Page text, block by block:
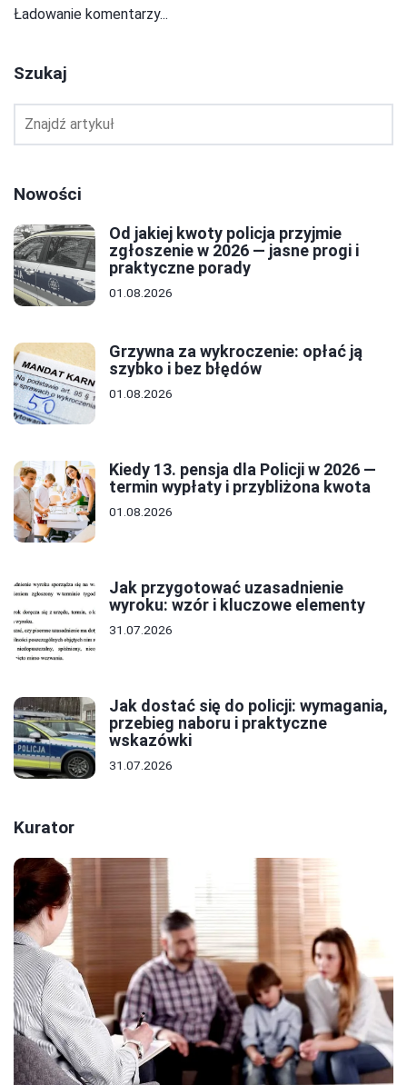
Ładowanie komentarzy...
Szukaj
Nowości
Od jakiej kwoty policja przyjmie
zgłoszenie w 2026 — jasne progi i
praktyczne porady
01.08.2026
Grzywna za wykroczenie: opłać ją
szybko i bez błędów
01.08.2026
Kiedy 13. pensja dla Policji w 2026 —
termin wypłaty i przybliżona kwota
01.08.2026
Jak przygotować uzasadnienie
wyroku: wzór i kluczowe elementy
31.07.2026
Jak dostać się do policji: wymagania,
przebieg naboru i praktyczne
wskazówki
31.07.2026
Kurator